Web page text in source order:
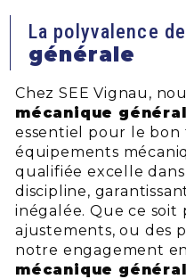
La polyvalence
générale
Chez SEE Vignau,
mécanique
essentiel pour le
équipements
qualifiée excelle
discipline,
inégalée. Que ce soit
ajustements, ou des
notre engagement
mécanique